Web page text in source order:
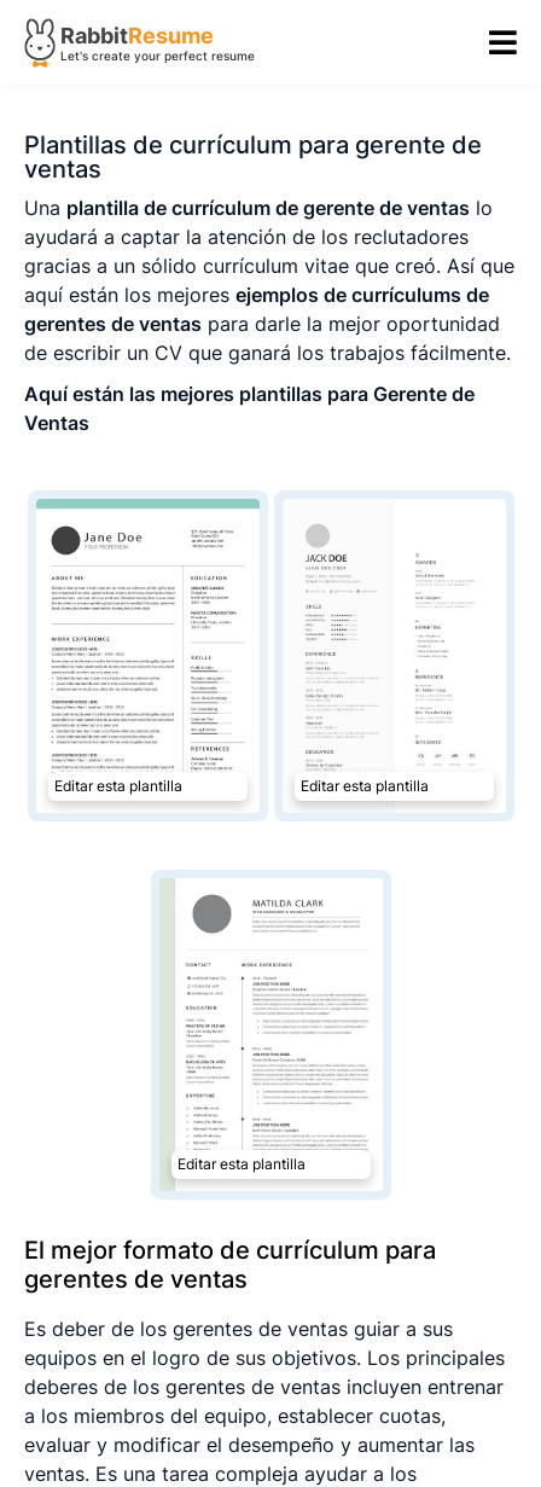
RabbitResume
Let's create your perfect resume
Plantillas de currículum para gerente de
ventas
Una plantilla de currículum de gerente de ventas lo
ayudará a captar la atención de los reclutadores
gracias a un sólido currículum vitae que creó. Así que
aquí están los mejores ejemplos de currículums de
gerentes de ventas para darle la mejor oportunidad
de escribir un CV que ganará los trabajos fácilmente.
Aquí están las mejores plantillas para Gerente de
Ventas
Editar esta plantilla Editar esta plantilla
Editar esta plantilla
El mejor formato de currículum para
gerentes de ventas
Es deber de los gerentes de ventas guiar a sus
equipos en el logro de sus objetivos. Los principales
deberes de los gerentes de ventas incluyen entrenar
a los miembros del equipo, establecer cuotas,
evaluar y modificar el desempeño y aumentar las
ventas. Es una tarea compleja ayudar a los